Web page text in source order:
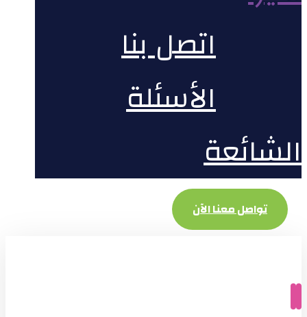
اتصل بنا
الأسئلة
الشائعة
تواصل معنا الآن